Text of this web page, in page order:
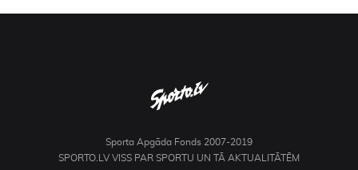
Sporta Apgāda Fonds 2007-2019
SPORTO.LV VISS PAR SPORTU UN TĀ AKTUALITĀTĒM